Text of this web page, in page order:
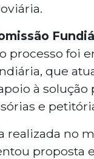
processo foi
que
à solução
e
realizada no
proposta